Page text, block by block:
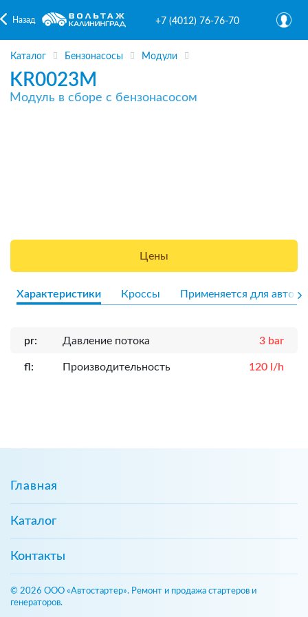
Назад +7 (4012) 76-76-70
Каталог Бензонасосы Модули
KR0023M
Модуль в сборе с бензонасосом
Цены
Характеристики Кроссы Применяется для авто
pr: Давление потока 3 bar
fl: Производительность 120 l/h
Главная
Каталог
Контакты
© 2026 ООО «Автостартер». Ремонт и продажа стартеров и
генераторов.